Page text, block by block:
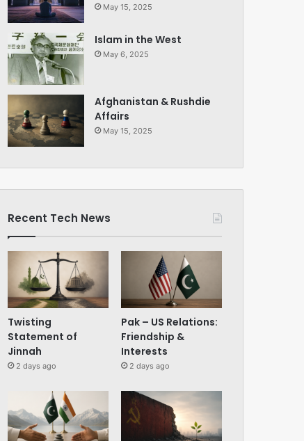
May 15, 2025
Islam in the West
May 6, 2025
Afghanistan & Rushdie
Affairs
May 15, 2025
Recent Tech News
Twisting
Statement of
Jinnah
2 days ago
Pak – US Relations:
Friendship &
Interests
2 days ago